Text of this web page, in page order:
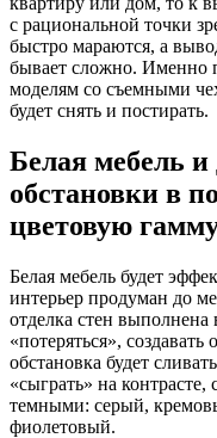
с рациональной точки
быстро мараются, а
бывает сложно. Именно
моделям со съемными
будет снять и постирать.
Белая мебель
обстановки в
цветовую
Белая мебель будет
интерьер продуман до
отделка стен
«потеряться»,
обстановка будет
«сыграть» на
темными: серый,
фиолетовый.